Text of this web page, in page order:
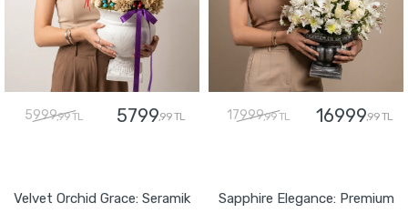
5999,99 TL 5799,99 TL 17999,99 TL 16999,99 TL
Velvet Orchid Grace: Seramik
Sapphire Elegance: Premium